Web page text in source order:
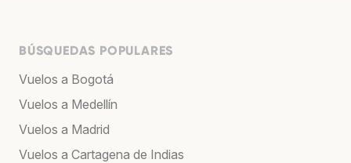
BÚSQUEDAS POPULARES
Vuelos a Bogotá
Vuelos a Medellín
Vuelos a Madrid
Vuelos a Cartagena de Indias